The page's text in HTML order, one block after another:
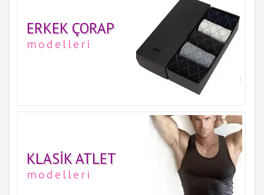
ERKEK ÇORAP
modelleri
KLASIK ATLET
modelleri